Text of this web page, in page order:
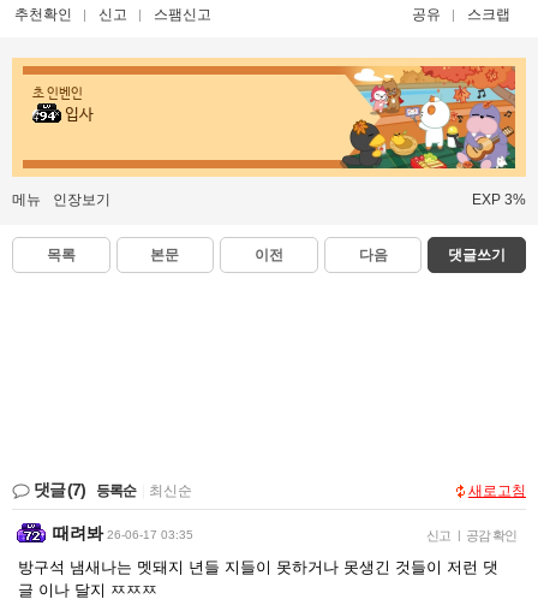
추천확인 신고 스팸신고 공유 스크랩
초 인벤인
입사
메뉴 인장보기 EXP 3%
목록 본문 이전 다음 댓글쓰기
댓글(7) 등록순 최신순 새로고침
때려봐 26-06-17 03:35 신고 공감 확인
방구석 냄새나는 멧돼지 년들 지들이 못하거나 못생긴 것들이 저런 댓
글 이나 달지 ㅉㅉㅉ